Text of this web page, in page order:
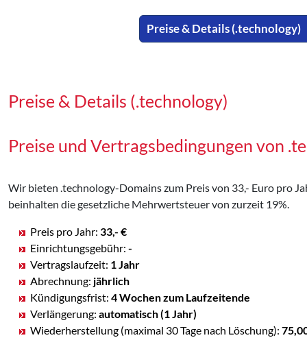
Preise & Details (.technology)
Preise & Details (.technology)
Preise und Vertragsbedingungen von
Wir bieten .technology-Domains zum Preis von 33,- Euro pro
beinhalten die gesetzliche Mehrwertsteuer von zurzeit 19%.
Preis pro Jahr: 33,- €
Einrichtungsgebühr: -
Vertragslaufzeit: 1 Jahr
Abrechnung: jährlich
Kündigungsfrist: 4 Wochen zum Laufzeitende
Verlängerung: automatisch (1 Jahr)
Wiederherstellung (maximal 30 Tage nach Löschung):